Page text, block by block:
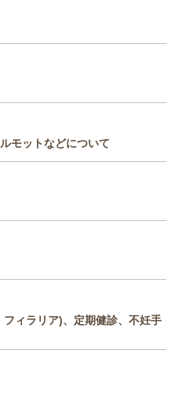
モットなどについて
ィラリア)、定期健診、不妊手